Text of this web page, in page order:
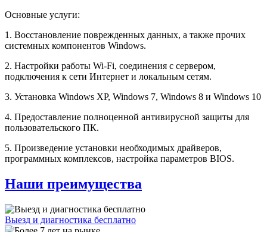
Основные услуги:
1. Восстановление поврежденных данных, а также прочих
системных компонентов Windows.
2. Настройки работы Wi-Fi, соединения с сервером,
подключения к сети Интернет и локальным сетям.
3. Установка Windows XP, Windows 7, Windows 8 и Windows 10
4. Предоставление полноценной антивирусной защиты для
пользовательского ПК.
5. Произведение установки необходимых драйверов,
программных комплексов, настройка параметров BIOS.
Наши преимущества
Выезд и диагностика бесплатно